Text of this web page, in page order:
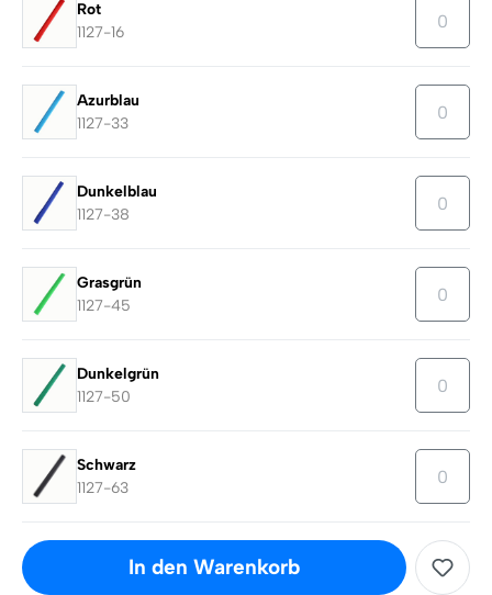
Rot
1127-16
Azurblau
1127-33
Dunkelblau
1127-38
Grasgrün
1127-45
Dunkelgrün
1127-50
Schwarz
1127-63
In den Warenkorb